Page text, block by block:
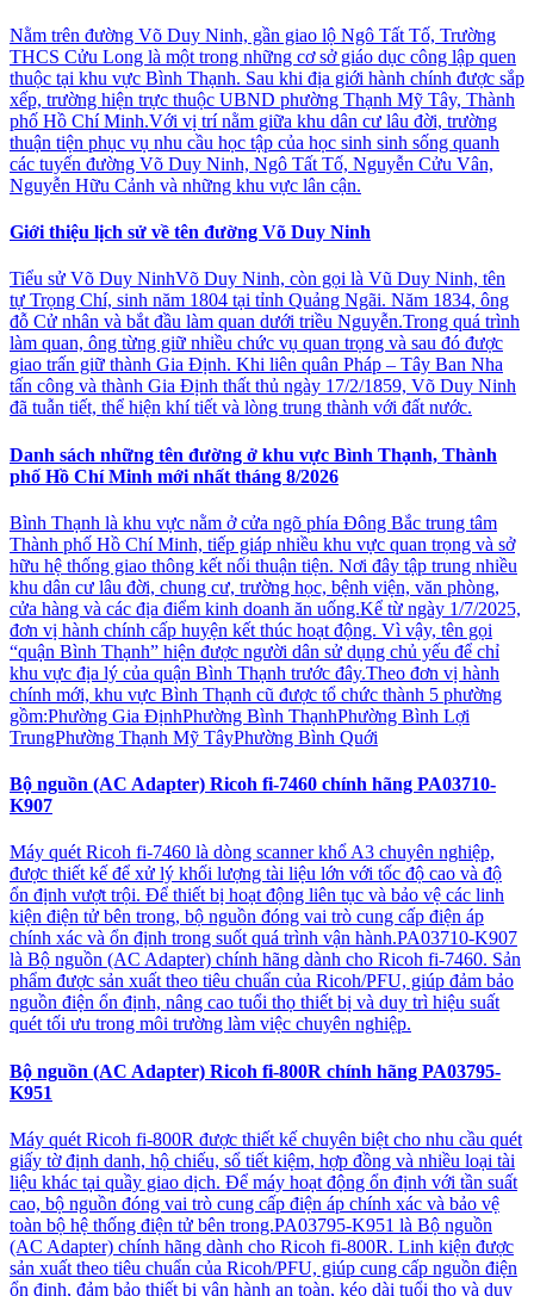
Nằm trên đường Võ Duy Ninh, gần giao lộ Ngô Tất Tố, Trường
THCS Cửu Long là một trong những cơ sở giáo dục công lập quen
thuộc tại khu vực Bình Thạnh. Sau khi địa giới hành chính được sắp
xếp, trường hiện trực thuộc UBND phường Thạnh Mỹ Tây, Thành
phố Hồ Chí Minh.Với vị trí nằm giữa khu dân cư lâu đời, trường
thuận tiện phục vụ nhu cầu học tập của học sinh sinh sống quanh
các tuyến đường Võ Duy Ninh, Ngô Tất Tố, Nguyễn Cửu Vân,
Nguyễn Hữu Cảnh và những khu vực lân cận.
Giới thiệu lịch sử về tên đường Võ Duy Ninh
Tiểu sử Võ Duy NinhVõ Duy Ninh, còn gọi là Vũ Duy Ninh, tên
tự Trọng Chí, sinh năm 1804 tại tỉnh Quảng Ngãi. Năm 1834, ông
đỗ Cử nhân và bắt đầu làm quan dưới triều Nguyễn.Trong quá trình
làm quan, ông từng giữ nhiều chức vụ quan trọng và sau đó được
giao trấn giữ thành Gia Định. Khi liên quân Pháp – Tây Ban Nha
tấn công và thành Gia Định thất thủ ngày 17/2/1859, Võ Duy Ninh
đã tuẫn tiết, thể hiện khí tiết và lòng trung thành với đất nước.
Danh sách những tên đường ở khu vực Bình Thạnh, Thành
phố Hồ Chí Minh mới nhất tháng 8/2026
Bình Thạnh là khu vực nằm ở cửa ngõ phía Đông Bắc trung tâm
Thành phố Hồ Chí Minh, tiếp giáp nhiều khu vực quan trọng và sở
hữu hệ thống giao thông kết nối thuận tiện. Nơi đây tập trung nhiều
khu dân cư lâu đời, chung cư, trường học, bệnh viện, văn phòng,
cửa hàng và các địa điểm kinh doanh ăn uống.Kể từ ngày 1/7/2025,
đơn vị hành chính cấp huyện kết thúc hoạt động. Vì vậy, tên gọi
“quận Bình Thạnh” hiện được người dân sử dụng chủ yếu để chỉ
khu vực địa lý của quận Bình Thạnh trước đây.Theo đơn vị hành
chính mới, khu vực Bình Thạnh cũ được tổ chức thành 5 phường
gồm:Phường Gia ĐịnhPhường Bình ThạnhPhường Bình Lợi
TrungPhường Thạnh Mỹ TâyPhường Bình Quới
Bộ nguồn (AC Adapter) Ricoh fi-7460 chính hãng PA03710-
K907
Máy quét Ricoh fi-7460 là dòng scanner khổ A3 chuyên nghiệp,
được thiết kế để xử lý khối lượng tài liệu lớn với tốc độ cao và độ
ổn định vượt trội. Để thiết bị hoạt động liên tục và bảo vệ các linh
kiện điện tử bên trong, bộ nguồn đóng vai trò cung cấp điện áp
chính xác và ổn định trong suốt quá trình vận hành.PA03710-K907
là Bộ nguồn (AC Adapter) chính hãng dành cho Ricoh fi-7460. Sản
phẩm được sản xuất theo tiêu chuẩn của Ricoh/PFU, giúp đảm bảo
nguồn điện ổn định, nâng cao tuổi thọ thiết bị và duy trì hiệu suất
quét tối ưu trong môi trường làm việc chuyên nghiệp.
Bộ nguồn (AC Adapter) Ricoh fi-800R chính hãng PA03795-
K951
Máy quét Ricoh fi-800R được thiết kế chuyên biệt cho nhu cầu quét
giấy tờ định danh, hộ chiếu, sổ tiết kiệm, hợp đồng và nhiều loại tài
liệu khác tại quầy giao dịch. Để máy hoạt động ổn định với tần suất
cao, bộ nguồn đóng vai trò cung cấp điện áp chính xác và bảo vệ
toàn bộ hệ thống điện tử bên trong.PA03795-K951 là Bộ nguồn
(AC Adapter) chính hãng dành cho Ricoh fi-800R. Linh kiện được
sản xuất theo tiêu chuẩn của Ricoh/PFU, giúp cung cấp nguồn điện
ổn định, đảm bảo thiết bị vận hành an toàn, kéo dài tuổi thọ và duy